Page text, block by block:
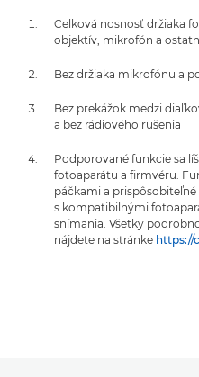
Celková nosnosť držiaka
objektív, mikrofón a
Bez držiaka mikrofónu a
Bez prekážok medzi
a bez rádiového rušenia
Podporované funkcie sa
fotoaparátu a firmvéru.
páčkami a
s kompatibilnými
snímania. Všetky
nájdete na stránke https://